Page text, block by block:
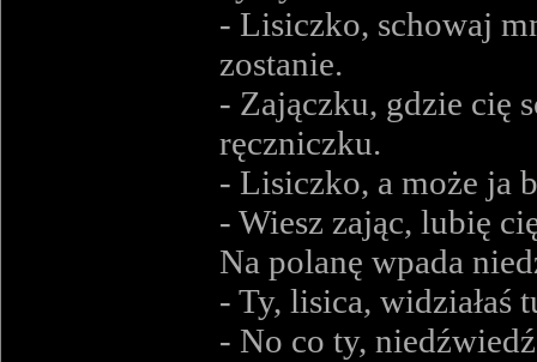
- Lisiczko, schowaj
zostanie.
- Zajączku, gdzie cię
ręczniczku.
- Lisiczko, a może ja
- Wiesz zając, lubię
Na polanę wpada
- Ty, lisica, widziałaś
- No co ty,